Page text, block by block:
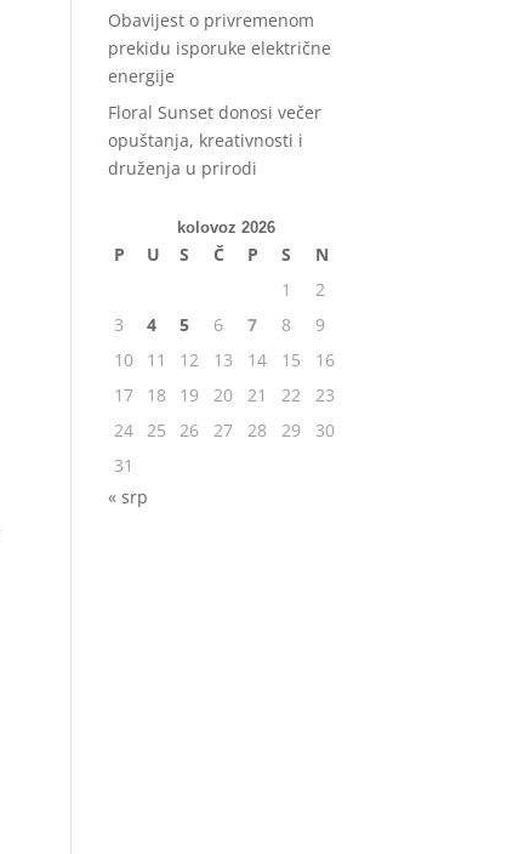
Obavijest o privremenom
prekidu isporuke električne
energije
Floral Sunset donosi večer
opuštanja, kreativnosti i
druženja u prirodi
kolovoz 2026
P U S Č P S
N
1
2
3
4 5 6 7 8
9
10
11 12 13 14 15
16
17
18 19 20 21 22
23
24 25 26 27 28 29
30
31
« srp